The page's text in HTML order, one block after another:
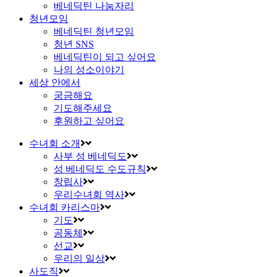
베네딕틴 나눔자리
청년모임
베네딕틴 청년모임
청년 SNS
베네딕틴이 되고 싶어요
나의 성소이야기
세상 안에서
궁금해요
기도해주세요
후원하고 싶어요
수녀회 소개
사부 성 베네딕도
성 베네딕도 수도규칙
창립사
우리수녀회 역사
수녀회 카리스마
기도
공동체
선교
우리의 일상
사도직